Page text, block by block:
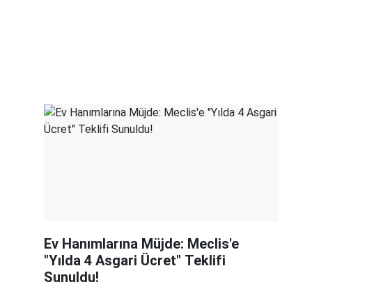
Ev Hanımlarına Müjde: Meclis'e
"Yılda 4 Asgari Ücret" Teklifi
Sunuldu!